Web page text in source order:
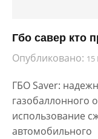
Гбо савер кто
Опубликовано: 15
ГБО Saver:
газобаллонного
использование
автомобильного